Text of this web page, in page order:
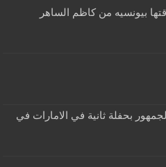
بيونسيه من كاظم الساهر
بحفلة ثانية في الامارات في